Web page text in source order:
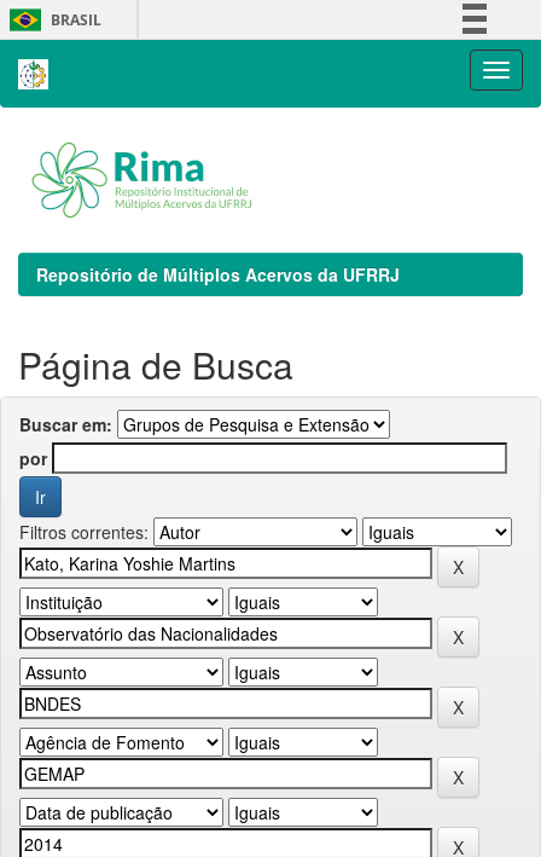
Skip
navigation
BRASIL
Repositório de Múltiplos Acervos da UFRRJ
Página de Busca
Buscar em:
por
Filtros correntes: